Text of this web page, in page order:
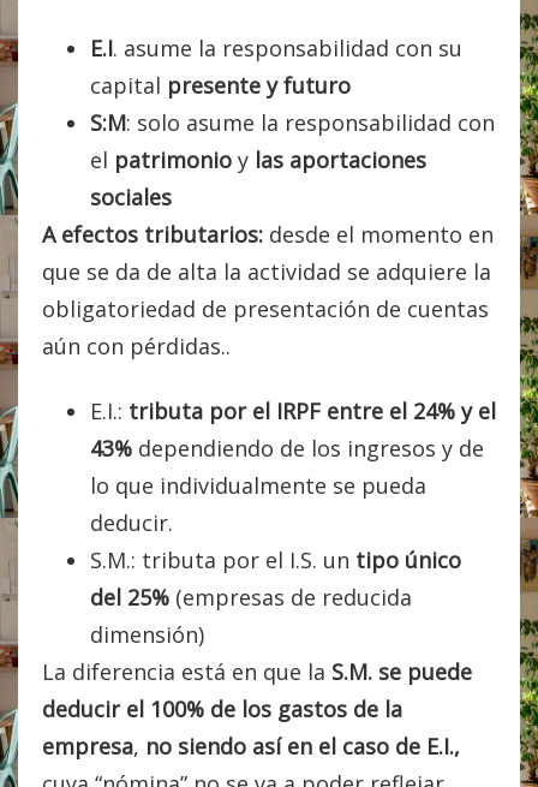
E.I. asume la responsabilidad con su
capital presente y futuro
S:M: solo asume la responsabilidad con
el patrimonio y las aportaciones
sociales
A efectos tributarios: desde el momento en
que se da de alta la actividad se adquiere la
obligatoriedad de presentación de cuentas
aún con pérdidas..
E.I.: tributa por el IRPF entre el 24% y el
43% dependiendo de los ingresos y de
lo que individualmente se pueda
deducir.
S.M.: tributa por el I.S. un tipo único
del 25% (empresas de reducida
dimensión)
La diferencia está en que la S.M. se puede
deducir el 100% de los gastos de la
empresa, no siendo así en el caso de E.I.,